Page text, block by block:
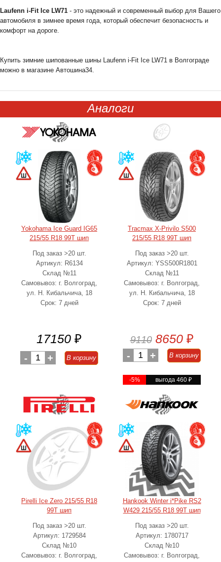
Laufenn i-Fit Ice LW71 - это надежный и современный выбор для Вашего
автомобиля в зимнее время года, который обеспечит безопасность и
комфорт на дороге.
Купить зимние шипованные шины Laufenn i-Fit Ice LW71 в Волгограде
можно в магазине Автошина34.
Аналоги
Yokohama Ice Guard IG65
215/55 R18 99T шип
Под заказ >20 шт.
Артикул: R6134
Склад №11
Самовывоз: г. Волгоград,
ул. Н. Кибальчича, 18
Срок: 7 дней
17150 ₽
- 1 + В корзину
Tracmax X-Privilo S500
215/55 R18 99T шип
Под заказ >20 шт.
Артикул: YSS500R1801
Склад №11
Самовывоз: г. Волгоград,
ул. Н. Кибальчича, 18
Срок: 7 дней
9110 8650 ₽
- 1 + В корзину
-5% выгода 460 ₽
Pirelli Ice Zero 215/55 R18
99T шип
Под заказ >20 шт.
Артикул: 1729584
Склад №10
Самовывоз: г. Волгоград,
Hankook Winter i*Pike RS2
W429 215/55 R18 99T шип
Под заказ >20 шт.
Артикул: 1780717
Склад №10
Самовывоз: г. Волгоград,